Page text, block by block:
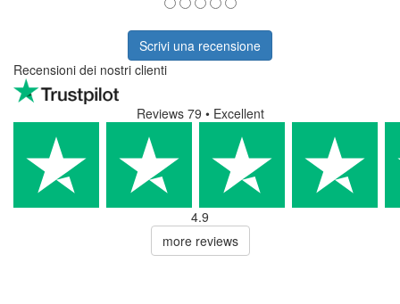
Scrivi una recensione
Recensioni dei nostri clienti
Reviews 79 • Excellent
4.9
more reviews